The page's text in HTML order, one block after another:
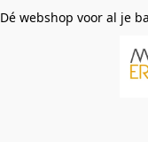
Dé webshop voor al je